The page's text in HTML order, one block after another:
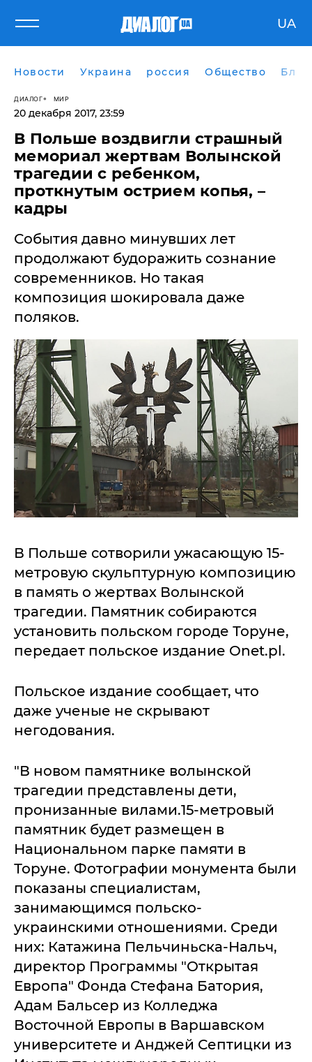
UA
Новости Украина россия Общество
ДИАЛОГ МИР
20 декабря 2017, 23:59
В Польше воздвигли страшный
мемориал жертвам Волынской
трагедии с ребенком,
проткнутым острием копья, –
кадры
События давно минувших лет
продолжают будоражить сознание
современников. Но такая
композиция шокировала даже
поляков.
В Польше сотворили ужасающую 15-
метровую скульптурную композицию
в память о жертвах Волынской
трагедии. Памятник собираются
установить польском городе Торуне,
передает польское издание Onet.pl.
Польское издание сообщает, что
даже ученые не скрывают
негодования.
"В новом памятнике волынской
трагедии представлены дети,
пронизанные вилами.15-метровый
памятник будет размещен в
Национальном парке памяти в
Торуне. Фотографии монумента были
показаны специалистам,
занимающимся польско-
украинскими отношениями. Среди
них: Катажина Пельчиньска-Нальч,
директор Программы "Открытая
Европа" Фонда Стефана Батория,
Адам Бальсер из Колледжа
Восточной Европы в Варшавском
университете и Анджей Септицки из